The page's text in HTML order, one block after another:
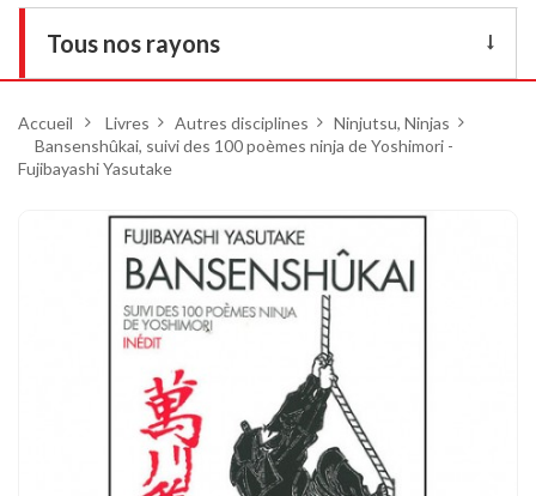
Tous nos rayons
DVD
Tenues
Chaussures
Protections
Cible de frappe
Condition physique
Accessoires
navigation
Accueil > Livres > Autres disciplines > Ninjutsu, Ninjas
Bansenshûkai, suivi des 100 poèmes ninja de Yoshimori -
Fujibayashi Yasutake